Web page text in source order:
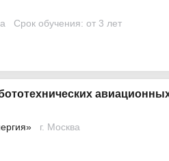
Срок обучения: от 3 лет
г. Москва